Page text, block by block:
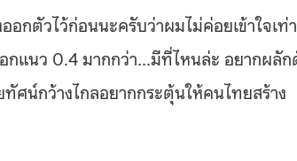
กตัวไว้ก่อนนะครับว่าผมไม่ค่อยเข้าใจเท่า
กแนว 0.4 มากกว่า…มีที่ไหนล่ะ อยากผลั
ศน์กว้างไกลอยากกระตุ้นให้คนไทยสร้าง